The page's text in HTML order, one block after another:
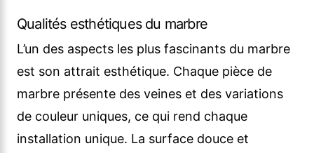
Qualités esthétiques du marbre
L’un des aspects les plus fascinants du marbre
est son attrait esthétique. Chaque pièce de
marbre présente des veines et des variations
de couleur uniques, ce qui rend chaque
installation unique. La surface douce et